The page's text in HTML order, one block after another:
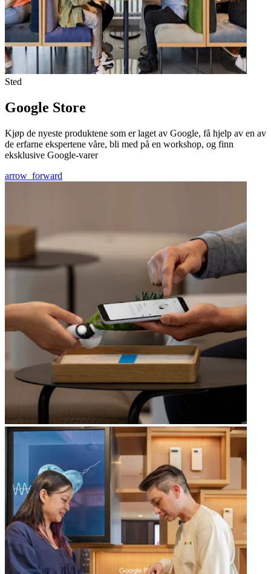
Sted
Google Store
Kjøp de nyeste produktene som er laget av Google, få hjelp av en av
de erfarne ekspertene våre, bli med på en workshop, og finn
eksklusive Google-varer
arrow_forward